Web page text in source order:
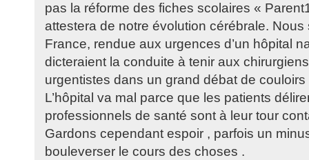
pas la réforme des fiches scolaires «
attestera de notre évolution cérébrale. Nous
France, rendue aux urgences d’un hôpital
dicteraient la conduite à tenir aux
urgentistes dans un grand débat de couloirs
L’hôpital va mal parce que les patients
professionnels de santé sont à leur tour
Gardons cependant espoir , parfois un
bouleverser le cours des choses .